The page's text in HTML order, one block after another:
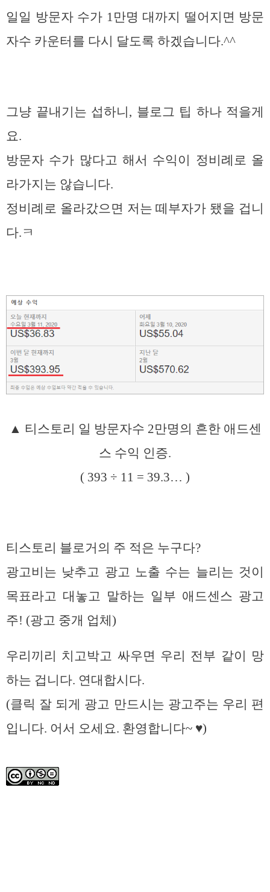
일일 방문자 수가 1만명 대까지 떨어지면 방문
자수 카운터를 다시 달도록 하겠습니다.^^
그냥 끝내기는 섭하니, 블로그 팁 하나 적을게
요.
방문자 수가 많다고 해서 수익이 정비례로 올
라가지는 않습니다.
정비례로 올라갔으면 저는 떼부자가 됐을 겁니
다.ㅋ
▲ 티스토리 일 방문자수 2만명의 흔한 애드센
스 수익 인증.
( 393 ÷ 11 = 39.3… )
티스토리 블로거의 주 적은 누구다?
광고비는 낮추고 광고 노출 수는 늘리는 것이
목표라고 대놓고 말하는 일부 애드센스 광고
주! (광고 중개 업체)
우리끼리 치고박고 싸우면 우리 전부 같이 망
하는 겁니다. 연대합시다.
(클릭 잘 되게 광고 만드시는 광고주는 우리 편
입니다. 어서 오세요. 환영합니다~ ♥)